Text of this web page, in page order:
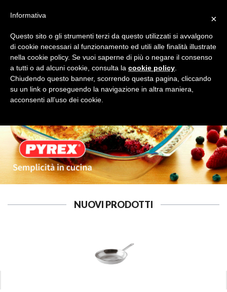
OMBRELLI Cerca
NUOVI PRODOTTI
×
Informativa
Questo sito o gli strumenti terzi da questo utilizzati si avvalgono
di cookie necessari al funzionamento ed utili alle finalità illustrate
nella cookie policy. Se vuoi saperne di più o negare il consenso
a tutti o ad alcuni cookie, consulta la cookie policy
Chiudendo questo banner, scorrendo questa pagina, cliccando
su un link o proseguendo la navigazione in altra maniera,
acconsenti all’uso dei cookie.